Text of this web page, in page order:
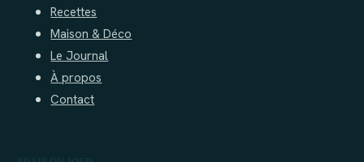
Recettes
Maison & Déco
Le Journal
À propos
Contact